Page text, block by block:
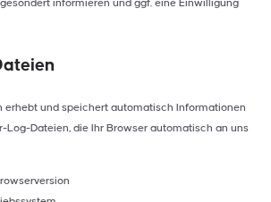
informieren und ggf. eine Einwilligung
erhebt und speichert automatisch Informationen
Log-Dateien, die Ihr Browser automatisch an uns